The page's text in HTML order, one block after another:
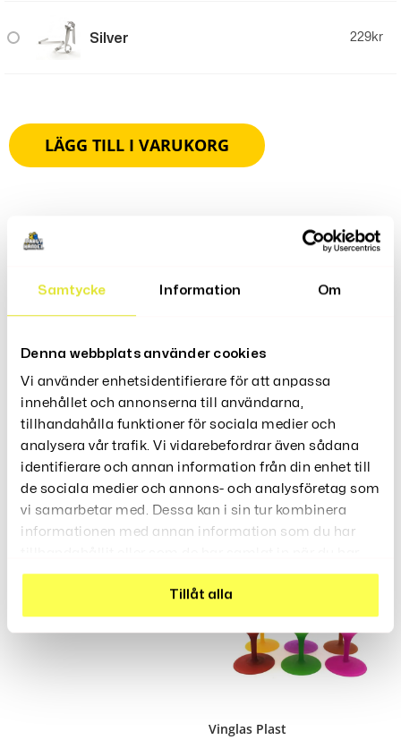
Samtycke Information Om
Denna webbplats använder cookies
Vi använder enhetsidentifierare för att anpassa
innehållet och annonserna till användarna,
tillhandahålla funktioner för sociala medier och
analysera vår trafik. Vi vidarebefordrar även sådana
identifierare och annan information från din enhet till
de sociala medier och annons- och analysföretag som
vi samarbetar med. Dessa kan i sin tur kombinera
informationen med annan information som du har
använt deras tjänster.
Tillåt alla
Silver 229kr
LÄGG TILL I VARUKORG
Recensioner (0)
Relaterade Produkter
749
Vinglas Plast